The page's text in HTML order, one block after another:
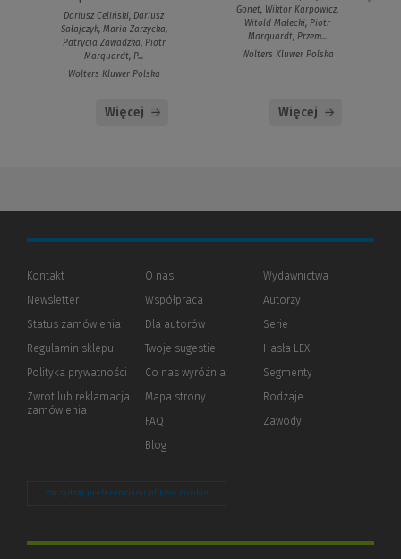
Dariusz Celiński, Dariusz
Sałajczyk, Maria Zarzycka,
Patrycja Zawadzka, Piotr
Marquardt, P...
Wolters Kluwer Polska
Więcej
Gonet, Wiktor Karpowicz,
Witold Małecki, Piotr
Marquardt, Przem...
Wolters Kluwer Polska
Więcej
Kontakt
Newsletter
Status zamówienia
Regulamin sklepu
Polityka prywatności (Nowe
(Link
innej
Zwrot lub reklamacja
zamówienia
O nas
Współpraca
Dla autorów(Nowe
(Link
innej
Twoje sugestie
Co nas wyróżnia
Mapa strony
FAQ
Blog
Wydawnictwa
Autorzy
Serie
Hasła LEX
Segmenty
Rodzaje
Zawody
Zarządzaj preferencjami plików cookie